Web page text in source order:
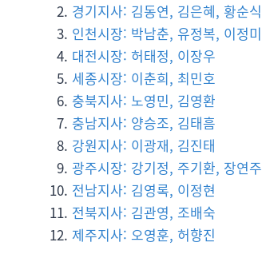
경기지사: 김동연, 김은혜, 황순식
인천시장: 박남춘, 유정복, 이정미
대전시장: 허태정, 이장우
세종시장: 이춘희, 최민호
충북지사: 노영민, 김영환
충남지사: 양승조, 김태흠
강원지사: 이광재, 김진태
광주시장: 강기정, 주기환, 장연주
전남지사: 김영록, 이정현
전북지사: 김관영, 조배숙
제주지사: 오영훈, 허향진